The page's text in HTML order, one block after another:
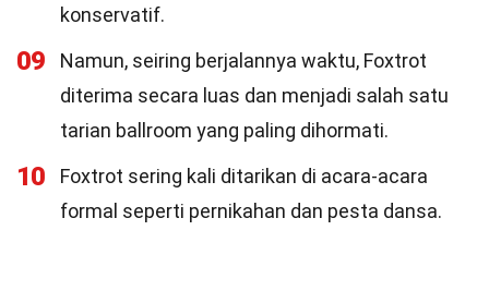
konservatif.
09
Namun, seiring berjalannya waktu, Foxtrot
diterima secara luas dan menjadi salah satu
tarian ballroom yang paling dihormati.
10
Foxtrot sering kali ditarikan di acara-acara
formal seperti pernikahan dan pesta dansa.